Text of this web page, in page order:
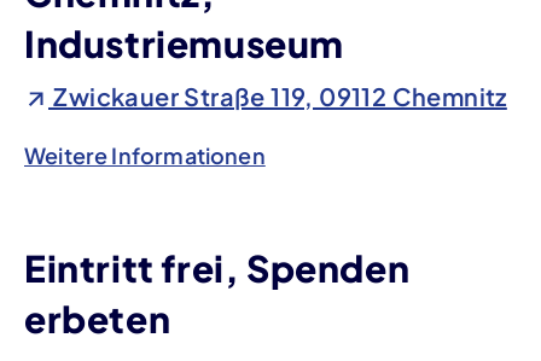
Industriemuseum
Zwickauer Straße 119, 09112 Chemnitz
Weitere Informationen
Eintritt frei, Spenden
erbeten